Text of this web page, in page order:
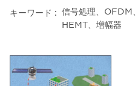
キーワード : 信号処理、OFDM
HEMT、増幅器